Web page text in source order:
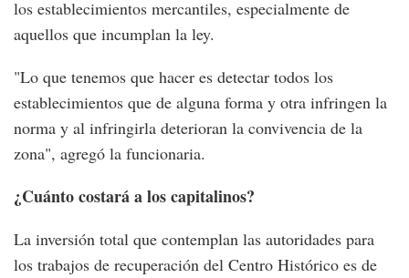
los establecimientos mercantiles, especialmente de
aquellos que incumplan la ley.
"Lo que tenemos que hacer es detectar todos los
establecimientos que de alguna forma y otra infringen la
norma y al infringirla deterioran la convivencia de la
zona", agregó la funcionaria.
¿Cuánto costará a los capitalinos?
La inversión total que contemplan las autoridades para
los trabajos de recuperación del Centro Histórico es de